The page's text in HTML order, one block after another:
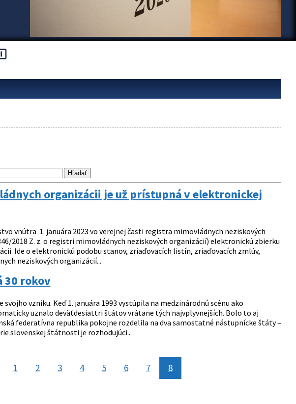
organizácii je už prístupná v elektronickej
vnútra 1. januára 2023 vo verejnej časti registra mimovládnych neziskových
2018 Z. z. o registri mimovládnych neziskových organizácií) elektronickú zbierku
Ide o elektronickú podobu stanov, zriaďovacích listín, zriaďovacích zmlúv,
neziskových organizácií...
30 rokov
vzniku. Keď 1. januára 1993 vystúpila na medzinárodnú scénu ako
uznalo deväťdesiattri štátov vrátane tých najvplyvnejších. Bolo to aj
federatívna republika pokojne rozdelila na dva samostatné nástupnícke štáty –
slovenskej štátnosti je rozhodujúci...
stránka
1 2 3 4 5 6 7 8